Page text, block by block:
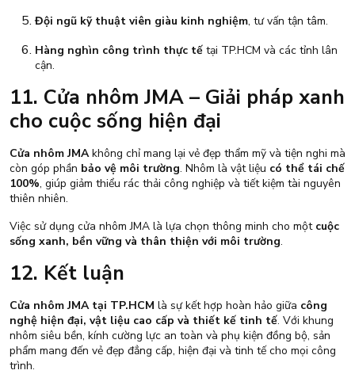
Đội ngũ kỹ thuật viên giàu kinh nghiệm, tư vấn tận tâm.
Hàng nghìn công trình thực tế tại TP.HCM và các tỉnh lân
cận.
11. Cửa nhôm JMA – Giải pháp xanh
cho cuộc sống hiện đại
Cửa nhôm JMAkhông chỉ mang lại vẻ đẹp thẩm mỹ và tiện nghi mà
còn góp phần bảo vệ môi trường. Nhôm là vật liệu có thể tái chế
100%, giúp giảm thiểu rác thải công nghiệp và tiết kiệm tài nguyên
thiên nhiên.
Việc sử dụng cửa nhôm JMA là lựa chọn thông minh cho một cuộc
sống xanh, bền vững và thân thiện với môi trường.
12. Kết luận
Cửa nhôm JMA tại TP.HCM là sự kết hợp hoàn hảo giữa công
nghệ hiện đại, vật liệu cao cấp và thiết kế tinh tế. Với khung
nhôm siêu bền, kính cường lực an toàn và phụ kiện đồng bộ, sản
phẩm mang đến vẻ đẹp đẳng cấp, hiện đại và tinh tế cho mọi công
trình.